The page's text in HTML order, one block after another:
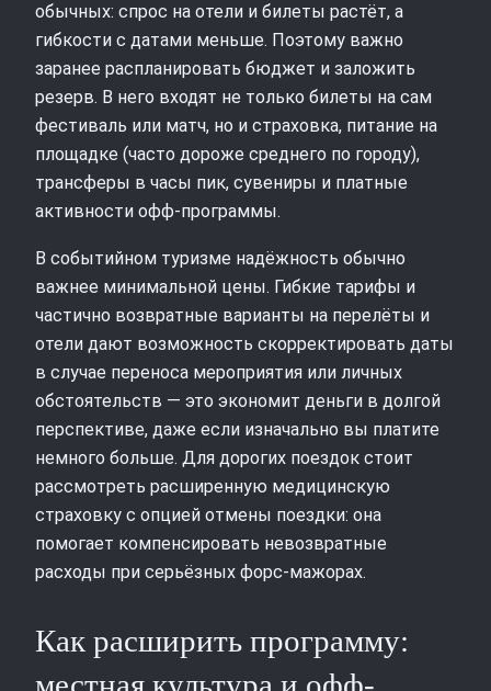
обычных: спрос на отели и билеты растёт, а
гибкости с датами меньше. Поэтому важно
заранее распланировать бюджет и заложить
резерв. В него входят не только билеты на сам
фестиваль или матч, но и страховка, питание на
площадке (часто дороже среднего по городу),
трансферы в часы пик, сувениры и платные
активности офф-программы.
В событийном туризме надёжность обычно
важнее минимальной цены. Гибкие тарифы и
частично возвратные варианты на перелёты и
отели дают возможность скорректировать даты
в случае переноса мероприятия или личных
обстоятельств — это экономит деньги в долгой
перспективе, даже если изначально вы платите
немного больше. Для дорогих поездок стоит
рассмотреть расширенную медицинскую
страховку с опцией отмены поездки: она
помогает компенсировать невозвратные
расходы при серьёзных форс-мажорах.
Как расширить программу: